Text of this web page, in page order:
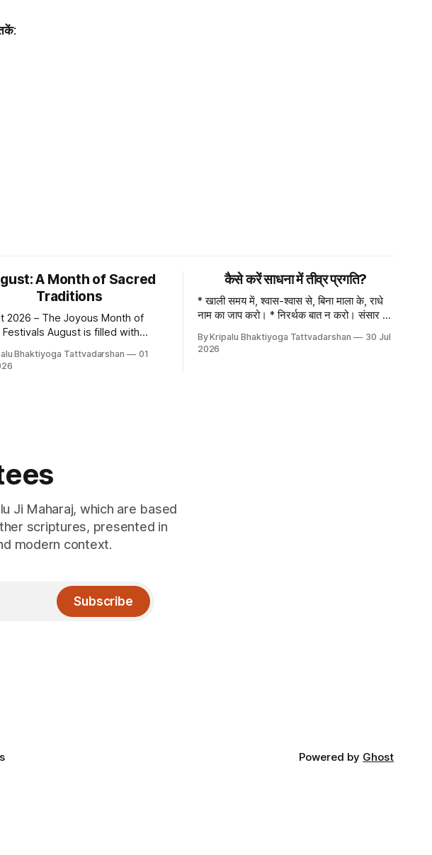
:
A Month of Sacred
Traditions
2026 – The Joyous Month of
August is filled with
and loving remembrance of
the Guru. From the joyous
Bhaktiyoga Tattvadarshan
01
कैसे करें साधना में तीव्र प्रगति?
* खाली समय में, श्वास-श्वास से, बिना माला के, राधे
नाम का जाप करो। * निरर्थक बात न करो। संसार में
By Kripalu Bhaktiyoga Tattvadarshan
30 Jul
2026
Ji Maharaj, which are based
scriptures, presented in
modern context.
Subscribe
Powered by Ghost